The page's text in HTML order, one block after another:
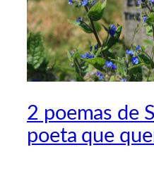
2 poemas de
poeta que